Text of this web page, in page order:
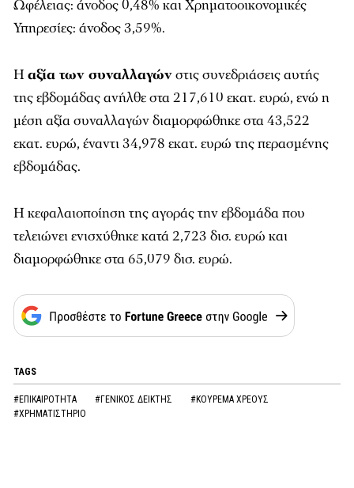
Ωφέλειας: άνοδος 0,48% και Χρηματοοικονομικές
Υπηρεσίες: άνοδος 3,59%.
Ηαξία των συναλλαγώνστις συνεδριάσεις αυτής
της εβδομάδας ανήλθε στα 217,610 εκατ. ευρώ, ενώ η
μέση αξία συναλλαγών διαμορφώθηκε στα 43,522
εκατ. ευρώ, έναντι 34,978 εκατ. ευρώ της περασμένης
εβδομάδας.
H κεφαλαιοποίηση της αγοράς την εβδομάδα που
τελειώνει ενισχύθηκε κατά 2,723 δισ. ευρώ και
διαμορφώθηκε στα 65,079 δισ. ευρώ.
TAGS
#ΕΠΙΚΑΙΡΟΤΗΤΑ #ΓΕΝΙΚΟΣ ΔΕΙΚΤΗΣ
#ΚΟΥΡΕΜΑ ΧΡΕΟΥΣ
#ΧΡΗΜΑΤΙΣΤΗΡΙΟ